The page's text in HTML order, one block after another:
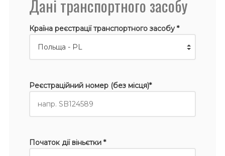
Дані транспортного засобу
Країна реєстрації транспортного засобу *
Реєстраційний номер (без місця)*
Початок дії віньєтки *